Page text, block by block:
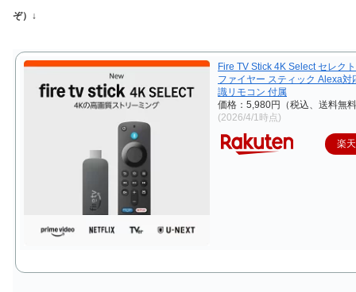
ぞ）↓
Fire TV Stick 4K Select セレク
ファイヤー スティック Alexa対
識リモコン 付属
価格：5,980円（税込、送料無
(2026/4/1時点)
楽